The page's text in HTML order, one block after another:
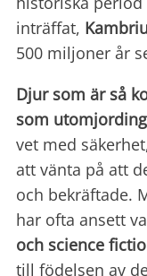
inträffat,
500 miljoner år
Djur som är så
som
vet med
att vänta på att
och bekräftade.
har ofta ansett
och science
till födelsen av